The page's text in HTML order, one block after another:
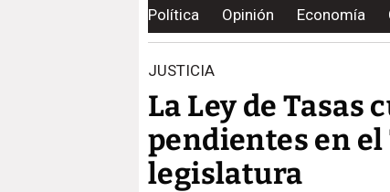
Política Opinión Economía
JUSTICIA
La Ley de Tasas
pendientes en el
legislatura